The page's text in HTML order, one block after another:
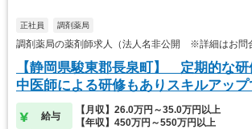
正社員 調剤薬局
調剤薬局の薬剤師求人（法人名非公開 ※詳細はお問
【静岡県駿東郡長泉町】 定期的な
中医師による研修もありスキルアップ
給与
【月収】26.0万円～35.0万円以上
【年収】450万円～550万円以上